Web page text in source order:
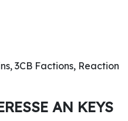
3CB Factions, Reaction
AN KEYS